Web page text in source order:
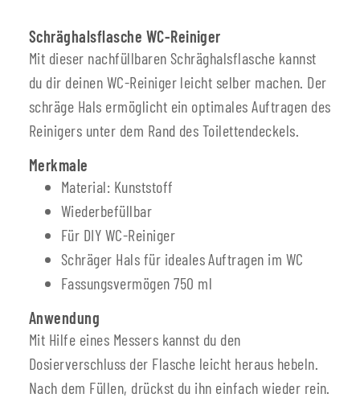
Schräghalsflasche WC-Reiniger
Mit dieser nachfüllbaren Schräghalsflasche kannst
du dir deinen WC-Reiniger leicht selber machen. Der
schräge Hals ermöglicht ein optimales Auftragen des
Reinigers unter dem Rand des Toilettendeckels.
Merkmale
Material: Kunststoff
Wiederbefüllbar
Für DIY WC-Reiniger
Schräger Hals für ideales Auftragen im WC
Fassungsvermögen 750 ml
Anwendung
Mit Hilfe eines Messers kannst du den
Dosierverschluss der Flasche leicht heraus hebeln.
Nach dem Füllen, drückst du ihn einfach wieder rein.